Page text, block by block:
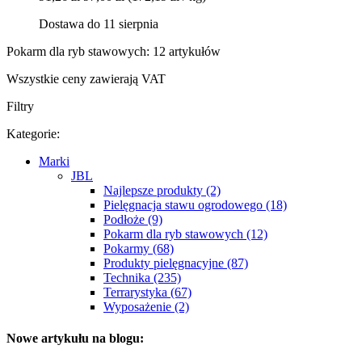
Dostawa do 11 sierpnia
Pokarm dla ryb stawowych: 12 artykułów
Wszystkie ceny zawierają VAT
Filtry
Kategorie:
Marki
JBL
Najlepsze produkty (2)
Pielęgnacja stawu ogrodowego (18)
Podłoże (9)
Pokarm dla ryb stawowych (12)
Pokarmy (68)
Produkty pielęgnacyjne (87)
Technika (235)
Terrarystyka (67)
Wyposażenie (2)
Nowe artykułu na blogu: